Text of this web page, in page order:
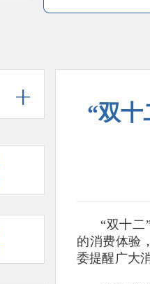
“双
“双十二
的消费体验
委提醒广大